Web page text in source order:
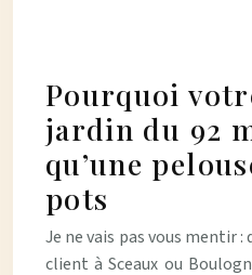
Pourquoi
jardin du 92
qu’une
pots
Je ne vais pas vous mentir :
client à Sceaux ou